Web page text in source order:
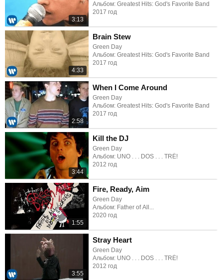
3:13
Альбом: Greatest Hits: God's Favorite Band
2017 год
4:33
Brain Stew
Green Day
Альбом: Greatest Hits: God's Favorite Band
2017 год
2:58
When I Come Around
Green Day
Альбом: Greatest Hits: God's Favorite Band
2017 год
3:44
Kill the DJ
Green Day
Альбом: UNO . . . DOS . . . TRÉ!
2012 год
1:55
Fire, Ready, Aim
Green Day
Альбом: Father of All...
2020 год
3:55
Stray Heart
Green Day
Альбом: UNO . . . DOS . . . TRÉ!
2012 год